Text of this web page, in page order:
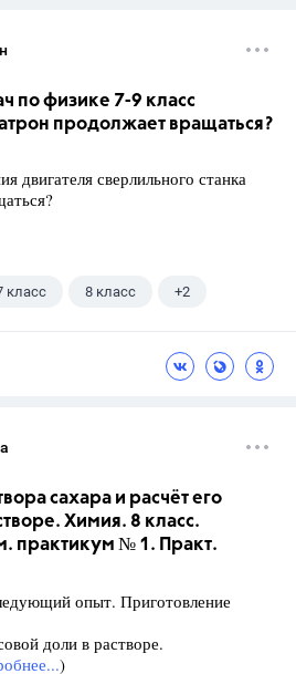
по физике 7-9 класс
продолжает вращаться?
двигателя сверлильного станка
класс 8 класс +2
сахара и расчёт его
Химия. 8 класс.
практикум № 1. Практ.
опыт. Приготовление
доли в растворе.
)